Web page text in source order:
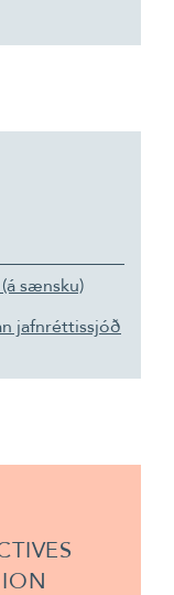
sænsku)
jafnréttissjóð